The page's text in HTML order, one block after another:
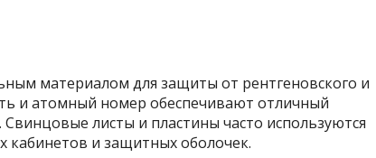
материалом для защиты от рентгеновского и
и атомный номер обеспечивают отличный
листы и пластины часто используются
кабинетов и защитных оболочек.